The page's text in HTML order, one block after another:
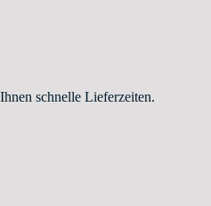
schnelle Lieferzeiten.